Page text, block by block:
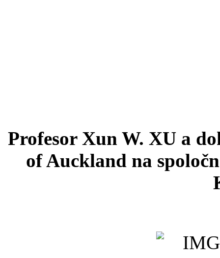
Profesor Xun W. XU a
of Auckland na